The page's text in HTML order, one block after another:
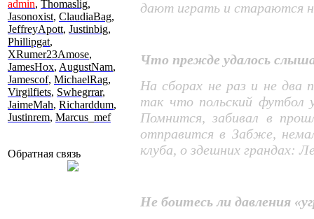
admin, Thomaslig,
Jasonoxist, ClaudiaBag,
JeffreyApott, Justinbig,
Phillipgat,
XRumer23Amose,
JamesHox, AugustNam,
Jamescof, MichaelRag,
Virgilfiets, Swhegrrar,
JaimeMah, Richarddum,
Justinrem, Marcus_mef
Обратная связь
дают играть и стараются
Что прежде удалось
На сборах не раз и не два
так что польский футбол
Помнится, забивал в
отправится в Забже,
клуба, о здешних грандах:
Не боитесь ли давления